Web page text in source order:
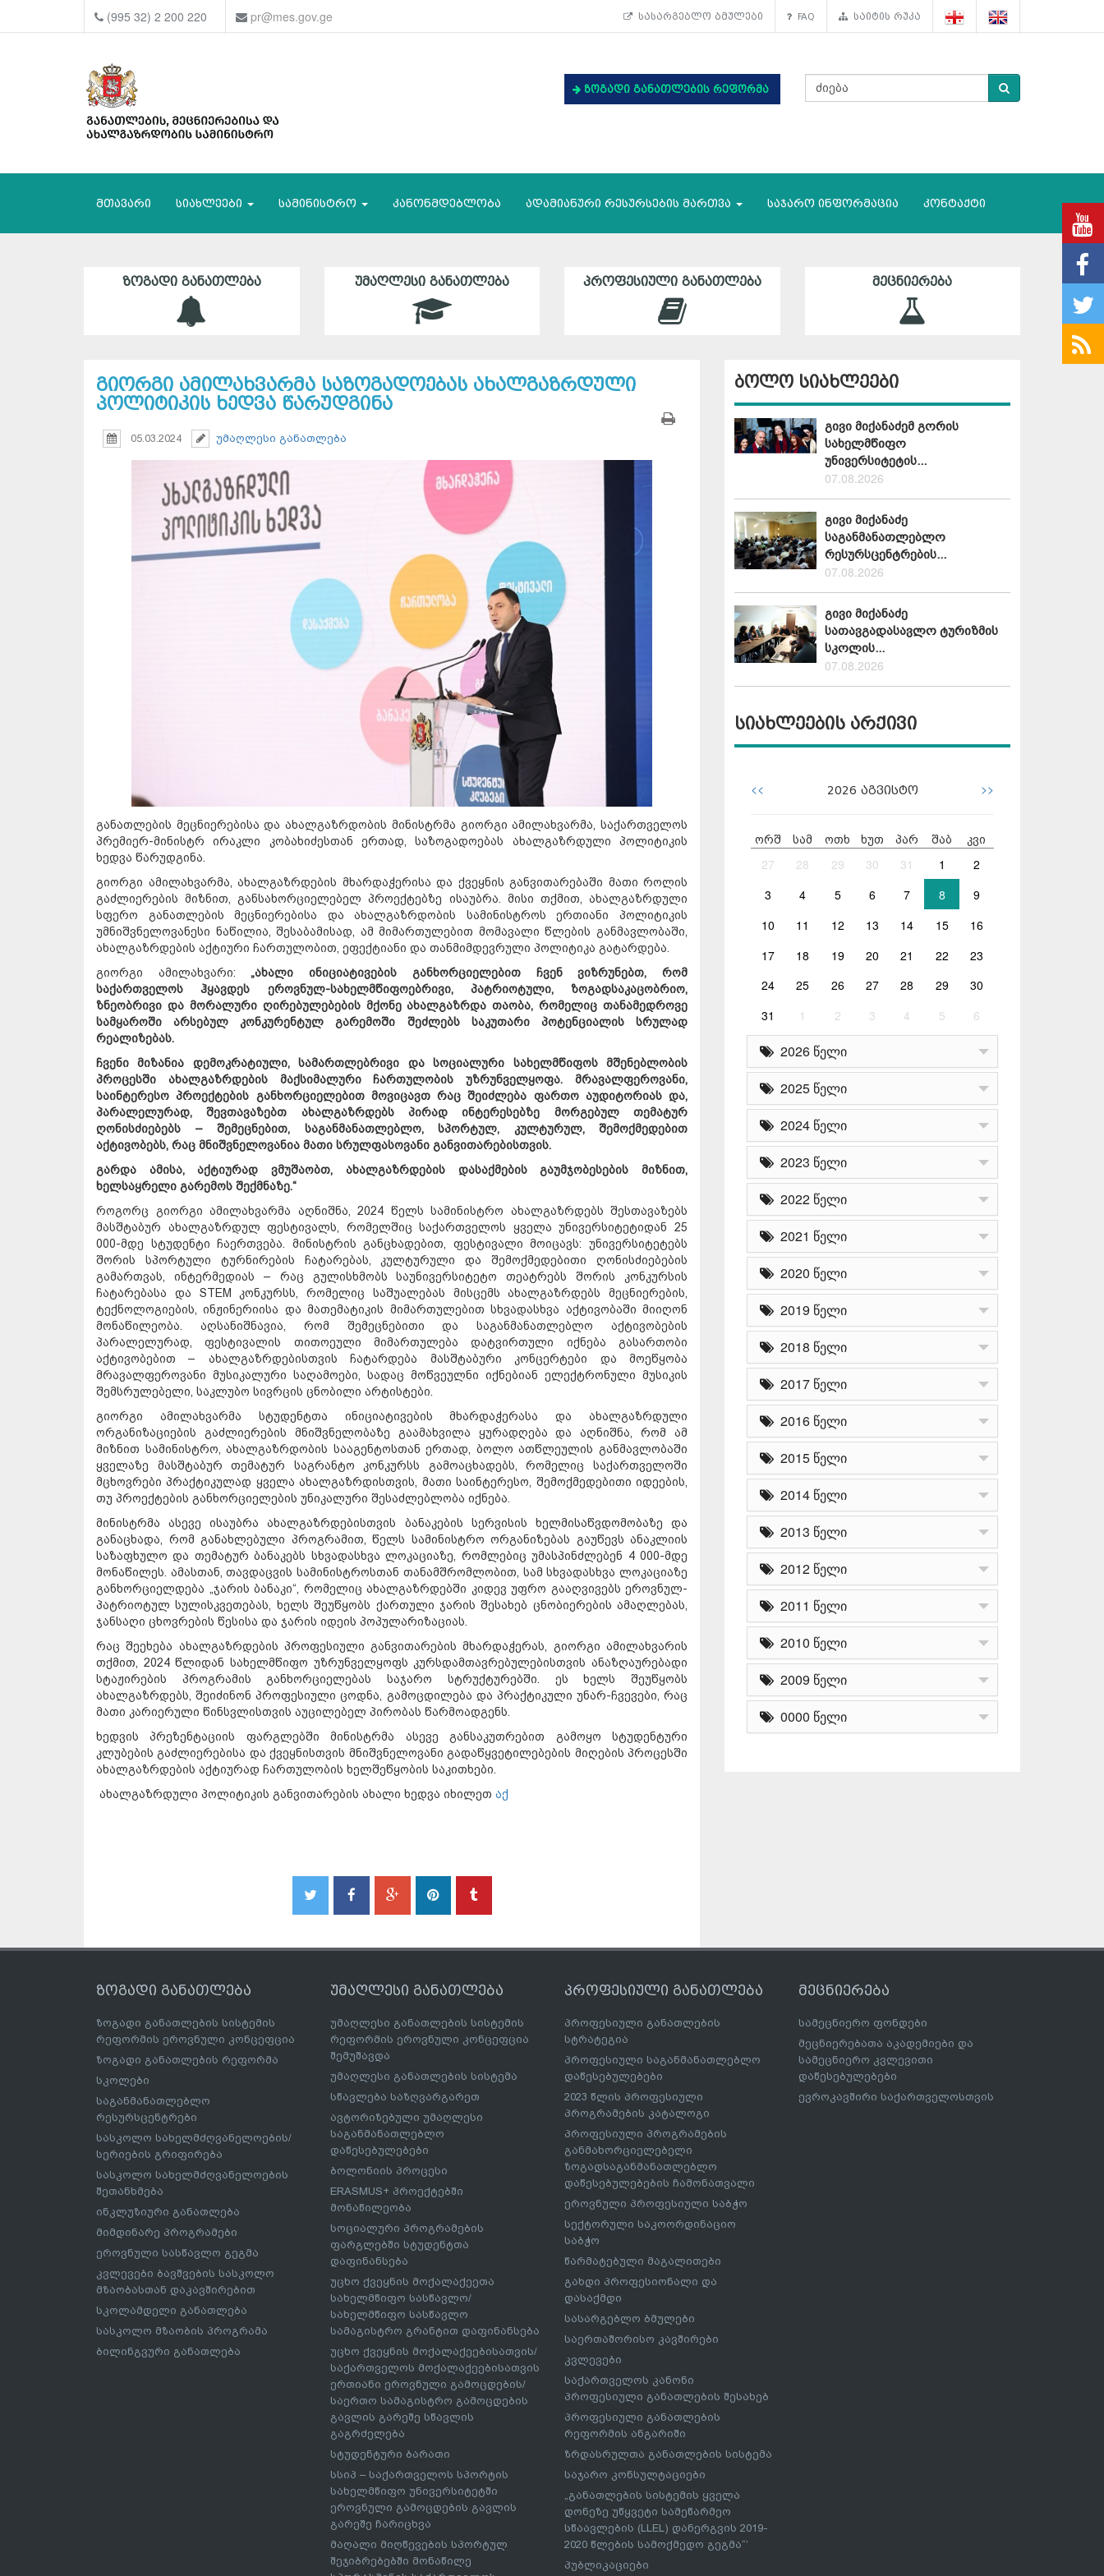
(995 32) 2 200 220 pr@mes.gov.ge სასარგებლო ბმულები FAQ საიტის რუკა
ზოგადი განათლების რეფორმა
მთავარი სიახლეები სამინისტრო კანონმდებლობა ადამიანური რესურსების მართვა საჯარო ინფორმაცია კონტაქტი
ᲖᲝᲒᲐᲓᲘ ᲒᲐᲜᲐᲗᲚᲔᲑᲐ ᲣᲛᲐᲦᲚᲔᲡᲘ ᲒᲐᲜᲐᲗᲚᲔᲑᲐ ᲞᲠᲝᲤᲔᲡᲘᲣᲚᲘ ᲒᲐᲜᲐᲗᲚᲔᲑᲐ ᲛᲔᲪᲜᲘᲔᲠᲔᲑᲐ
გიორგი ამილახვარმა საზოგადოებას ახალგაზრდული
პოლიტიკის ხედვა წარუდგინა
05.03.2024 უმაღლესი განათლება
განათლების მეცნიერებისა და ახალგაზრდობის მინისტრმა გიორგი ამილახვარმა, საქართველოს
პრემიერ-მინისტრ ირაკლი კობახიძესთან ერთად, საზოგადოებას ახალგაზრდული პოლიტიკის
ხედვა წარუდგინა.
გიორგი ამილახვარმა, ახალგაზრდების მხარდაჭერისა და ქვეყნის განვითარებაში მათი როლის
გაძლიერების მიზნით, განსახორციელებელ პროექტებზე ისაუბრა. მისი თქმით, ახალგაზრდული
სფერო განათლების მეცნიერებისა და ახალგაზრდობის სამინისტროს ერთიანი პოლიტიკის
უმნიშვნელოვანესი ნაწილია, შესაბამისად, ამ მიმართულებით მომავალი წლების განმავლობაში,
ახალგაზრდების აქტიური ჩართულობით, ეფექტიანი და თანმიმდევრული პოლიტიკა გატარდება.
გიორგი ამილახვარი:„ახალი ინიციატივების განხორციელებით ჩვენ ვიზრუნებთ, რომ
საქართველოს ჰყავდეს ეროვნულ-სახელმწიფოებრივი, პატრიოტული, ზოგადსაკაცობრიო,
ზნეობრივი და მორალური ღირებულებების მქონე ახალგაზრდა თაობა, რომელიც თანამედროვე
სამყაროში არსებულ კონკურენტულ გარემოში შეძლებს საკუთარი პოტენციალის სრულად
რეალიზებას.
ჩვენი მიზანია დემოკრატიული, სამართლებრივი და სოციალური სახელმწიფოს მშენებლობის
პროცესში ახალგაზრდების მაქსიმალური ჩართულობის უზრუნველყოფა. მრავალფეროვანი,
საინტერესო პროექტების განხორციელებით მოვიცავთ რაც შეიძლება ფართო აუდიტორიას და,
პარალელურად, შევთავაზებთ ახალგაზრდებს პირად ინტერესებზე მორგებულ თემატურ
ღონისძიებებს – შემეცნებით, საგანმანათლებლო, სპორტულ, კულტურულ, შემოქმედებით
აქტივობებს, რაც მნიშვნელოვანია მათი სრულფასოვანი განვითარებისთვის.
გარდა ამისა, აქტიურად ვმუშაობთ, ახალგაზრდების დასაქმების გაუმჯობესების მიზნით,
ხელსაყრელი გარემოს შექმნაზე.“
როგორც გიორგი ამილახვარმა აღნიშნა, 2024 წელს სამინისტრო ახალგაზრდებს შესთავაზებს
მასშტაბურ ახალგაზრდულ ფესტივალს, რომელშიც საქართველოს ყველა უნივერსიტეტიდან 25
000-მდე სტუდენტი ჩაერთვება. მინისტრის განცხადებით, ფესტივალი მოიცავს: უნივერსიტეტებს
შორის სპორტული ტურნირების ჩატარებას, კულტურული და შემოქმედებითი ღონისძიებების
გამართვას, ინტერმედიას – რაც გულისხმობს საუნივერსიტეტო თეატრებს შორის კონკურსის
ჩატარებასა და STEM კონკურსს, რომელიც საშუალებას მისცემს ახალგაზრდებს მეცნიერების,
ტექნოლოგიების, ინჟინერიისა და მათემატიკის მიმართულებით სხვადასხვა აქტივობაში მიიღონ
მონაწილეობა. აღსანიშნავია, რომ შემეცნებითი და საგანმანათლებლო აქტივობების
პარალელურად, ფესტივალის თითოეული მიმართულება დატვირთული იქნება გასართობი
აქტივობებით – ახალგაზრდებისთვის ჩატარდება მასშტაბური კონცერტები და მოეწყობა
მრავალფეროვანი მუსიკალური საღამოები, სადაც მოწვეულნი იქნებიან ელექტრონული მუსიკის
შემსრულებელი, საკლუბო სივრცის ცნობილი არტისტები.
გიორგი ამილახვარმა სტუდენტთა ინიციატივების მხარდაჭერასა და ახალგაზრდული
ორგანიზაციების გაძლიერების მნიშვნელობაზე გაამახვილა ყურადღება და აღნიშნა, რომ ამ
მიზნით სამინისტრო, ახალგაზრდობის სააგენტოსთან ერთად, ბოლო ათწლეულის განმავლობაში
ყველაზე მასშტაბურ თემატურ საგრანტო კონკურსს გამოაცხადებს, რომელიც საქართველოში
მცხოვრები პრაქტიკულად ყველა ახალგაზრდისთვის, მათი საინტერესო, შემოქმედებითი იდეების,
თუ პროექტების განხორციელების უნიკალური შესაძლებლობა იქნება.
მინისტრმა ასევე ისაუბრა ახალგაზრდებისთვის ბანაკების სერვისის ხელმისაწვდომობაზე და
განაცხადა, რომ განახლებული პროგრამით, წელს სამინისტრო ორგანიზებას გაუწევს ანაკლიის
საზაფხულო და თემატურ ბანაკებს სხვადასხვა ლოკაციაზე, რომლებიც უმასპინძლებენ 4 000-მდე
მონაწილეს. ამასთან, თავდაცვის სამინისტროსთან თანამშრომლობით, სამ სხვადასხვა ლოკაციაზე
განხორციელდება „ჯარის ბანაკი“, რომელიც ახალგაზრდებში კიდევ უფრო გააღვივებს ეროვნულ-
პატრიოტულ სულისკვეთებას, ხელს შეუწყობს ქართული ჯარის შესახებ ცნობიერების ამაღლებას,
ჯანსაღი ცხოვრების წესისა და ჯარის იდეის პოპულარიზაციას.
რაც შეეხება ახალგაზრდების პროფესიული განვითარების მხარდაჭერას, გიორგი ამილახვარის
თქმით, 2024 წლიდან სახელმწიფო უზრუნველყოფს კურსდამთავრებულებისთვის ანაზღაურებადი
სტაჟირების პროგრამის განხორციელებას საჯარო სტრუქტურებში. ეს ხელს შეუწყობს
ახალგაზრდებს, შეიძინონ პროფესიული ცოდნა, გამოცდილება და პრაქტიკული უნარ-ჩვევები, რაც
მათი კარიერული წინსვლისთვის აუცილებელ პირობას წარმოადგენს.
ხედვის პრეზენტაციის ფარგლებში მინისტრმა ასევე განსაკუთრებით გამოყო სტუდენტური
კლუბების გაძლიერებისა და ქვეყნისთვის მნიშვნელოვანი გადაწყვეტილებების მიღების პროცესში
ახალგაზრდების აქტიურად ჩართულობის ხელშეწყობის საკითხები.
ახალგაზრდული პოლიტიკის განვითარების ახალი ხედვა იხილეთ აქ
ბოლო სიახლეები
გივი მიქანაძემ გორის
სახელმწიფო
უნივერსიტეტის...
07.08.2026
გივი მიქანაძე
საგანმანათლებლო
რესურსცენტრების...
07.08.2026
გივი მიქანაძე
სათავგადასავლო ტურიზმის
სკოლის...
07.08.2026
სიახლეების არქივი
<< 2026 აგვისტო >>
ორშ სამ ოთხ ხუთ პარ შაბ კვი
27 28 29 30 31 1
2
3
4 5 6 7 8
9
10
11 12 13 14 15
16
17
18 19 20 21 22
23
24
25 26 27 28 29
30
31
1 2 3 4 5 6
2026 წელი
2025 წელი
2024 წელი
2023 წელი
2022 წელი
2021 წელი
2020 წელი
2019 წელი
2018 წელი
2017 წელი
2016 წელი
2015 წელი
2014 წელი
2013 წელი
2012 წელი
2011 წელი
2010 წელი
2009 წელი
0000 წელი
ზოგადი განათლება
ზოგადი განათლების სისტემის
რეფორმის ეროვნული კონცეფცია
ზოგადი განათლების რეფორმა
სკოლები
საგანმანათლებლო
რესურსცენტრები
სასკოლო სახელმძღვანელოების/
სერიების გრიფირება
სასკოლო სახელმძღვანელოების
შეთანხმება
ინკლუზიური განათლება
მიმდინარე პროგრამები
ეროვნული სასწავლო გეგმა
კვლევები ბავშვების სასკოლო
მზაობასთან დაკავშირებით
სკოლამდელი განათლება
სასკოლო მზაობის პროგრამა
ბილინგვური განათლება
უმაღლესი განათლება
უმაღლესი განათლების სისტემის
რეფორმის ეროვნული კონცეფცია
შემუშავდა
უმაღლესი განათლების სისტემა
სწავლება საზღვარგარეთ
ავტორიზებული უმაღლესი
საგანმანათლებლო
დაწესებულებები
ბოლონიის პროცესი
ERASMUS+ პროექტებში
მონაწილეობა
სოციალური პროგრამების
ფარგლებში სტუდენტთა
დაფინანსება
უცხო ქვეყნის მოქალაქეეთა
სახელმწიფო სასწავლო/
სახელმწიფო სასწავლო
სამაგისტრო გრანტით დაფინანსება
უცხო ქვეყნის მოქალაქეებისათვის/
საქართველოს მოქალაქეებისათვის
ერთიანი ეროვნული გამოცდების/
საერთო სამაგისტრო გამოცდების
გავლის გარეშე სწავლის
გაგრძელება
სტუდენტური ბარათი
სსიპ – საქართველოს სპორტის
სახელმწიფო უნივერსიტეტში
ეროვნული გამოცდების გავლის
გარეშე ჩარიცხვა
მაღალი მიღწევების სპორტულ
შეჯიბრებებში მონაწილე
პროფესიული განათლება
პროფესიული განათლების
სტრატეგია
პროფესიული საგანმანათლებლო
დაწესებულებები
2023 წლის პროფესიული
პროგრამების კატალოგი
პროფესიული პროგრამების
განმახორციელებელი
ზოგადსაგანმანათლებლო
დაწესებულებების ჩამონათვალი
ეროვნული პროფესიული საბჭო
სექტორული საკოორდინაციო
საბჭო
წარმატებული მაგალითები
გახდი პროფესიონალი და
დასაქმდი
სასარგებლო ბმულები
საერთაშორისო კავშირები
კვლევები
საქართველოს კანონი
პროფესიული განათლების შესახებ
პროფესიული განათლების
რეფორმის ანგარიში
ზრდასრულთა განათლების სისტემა
საჯარო კონსულტაციები
„განათლების სისტემის ყველა
დონეზე უწყვეტი სამეწარმეო
სწაავლების (LLEL) დანერგვის 2019-
2020 წლების სამოქმედო გეგმა“’
პუბლიკაციები
მეცნიერება
სამეცნიერო ფონდები
მეცნიერებათა აკადემიები და
სამეცნიერო კვლევითი
დაწესებულებები
ევროკავშირი საქართველოსთვის